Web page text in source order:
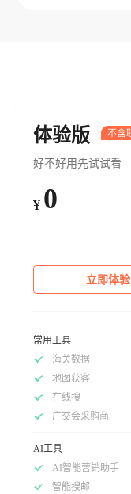
体验版
好不好用先试试看
¥ 0
立即体验
常用工具
海关数据
地图获客
在线搜
广交会采购商
AI工具
AI智能营销助手
智能搜邮